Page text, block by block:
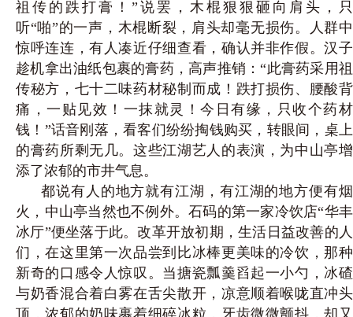
祖传的跌打膏！”说罢，木棍狠狠砸向肩头，只
听“啪”的一声，木棍断裂，肩头却毫无损伤。人群中
惊呼连连，有人凑近仔细查看，确认并非作假。汉子
趁机拿出油纸包裹的膏药，高声推销：“此膏药采用祖
传秘方，七十二味药材秘制而成！跌打损伤、腰酸背
痛，一贴见效！一抹就灵！今日有缘，只收个药材
钱！ ”话音刚落，看客们纷纷掏钱购买，转眼间，桌上
的膏药所剩无几。这些江湖艺人的表演，为中山亭增
添了浓郁的市井气息。
都说有人的地方就有江湖，有江湖的地方便有烟
火，中山亭当然也不例外。石码的第一家冷饮店“华丰
冰厅”便坐落于此。改革开放初期，生活日益改善的人
们，在这里第一次品尝到比冰棒更美味的冷饮，那种
新奇的口感令人惊叹。当搪瓷瓢羹舀起一小勺，冰碴
与奶香混合着白雾在舌尖散开，凉意顺着喉咙直冲头
顶，浓郁的奶味裹着细碎冰粒，牙齿微微颤抖，却又